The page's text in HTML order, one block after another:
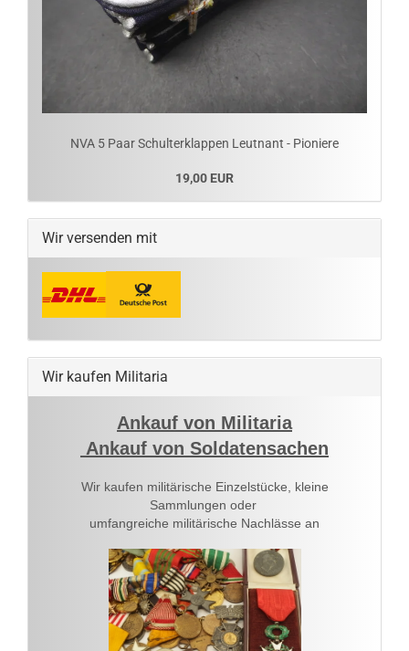
NVA 5 Paar Schulterklappen Leutnant - Pioniere
19,00 EUR
Wir versenden mit
Wir kaufen Militaria
Ankauf von Militaria
Ankauf von Soldatensachen
Wir kaufen militärische Einzelstücke, kleine
Sammlungen oder
umfangreiche militärische Nachlässe an